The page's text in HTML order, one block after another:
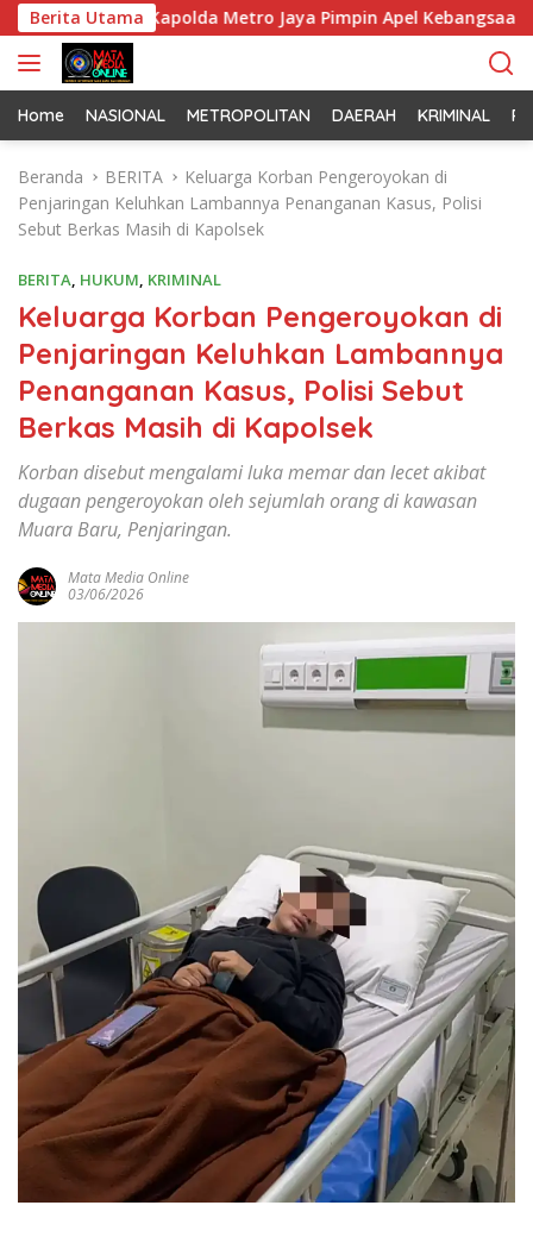
a
g
u
Berita Utama
dan Kapolda Metro Jaya Pimpin Apel Kebangsaan
Home NASIONAL METROPOLITAN DAERAH KRIMINAL
Beranda BERITA
Keluarga Korban Pengeroyokan di
Penjaringan Keluhkan Lambannya Penanganan Kasus, Polisi
Sebut Berkas Masih di Kapolsek
BERITA, HUKUM, KRIMINAL
Keluarga Korban Pengeroyokan di
Penjaringan Keluhkan Lambannya
Penanganan Kasus, Polisi Sebut
Berkas Masih di Kapolsek
Korban disebut mengalami luka memar dan lecet akibat
dugaan pengeroyokan oleh sejumlah orang di kawasan
Muara Baru, Penjaringan.
Mata Media Online
03/06/2026